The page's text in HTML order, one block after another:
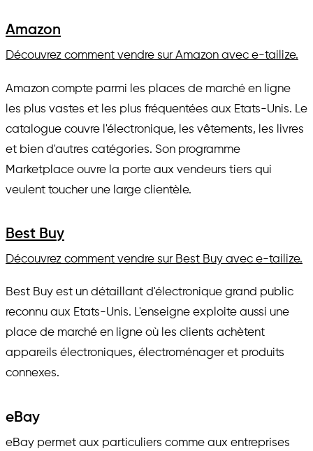
Amazon
Découvrez comment vendre sur Amazon avec e-tailize.
Amazon compte parmi les places de marché en ligne
les plus vastes et les plus fréquentées aux Etats-Unis. Le
catalogue couvre l'électronique, les vêtements, les livres
et bien d'autres catégories. Son programme
Marketplace ouvre la porte aux vendeurs tiers qui
veulent toucher une large clientèle.
Best Buy
Découvrez comment vendre sur Best Buy avec e-tailize.
Best Buy est un détaillant d'électronique grand public
reconnu aux Etats-Unis. L'enseigne exploite aussi une
place de marché en ligne où les clients achètent
appareils électroniques, électroménager et produits
connexes.
eBay
eBay permet aux particuliers comme aux entreprises